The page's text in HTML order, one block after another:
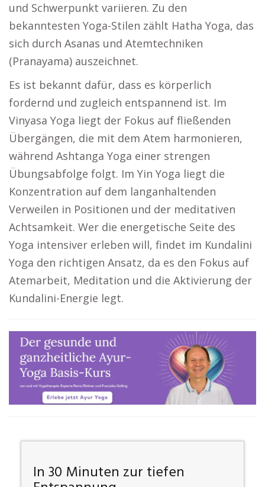
und Schwerpunkt variieren. Zu den
bekanntesten Yoga-Stilen zählt Hatha Yoga, das
sich durch Asanas und Atemtechniken
(Pranayama) auszeichnet.
Es ist bekannt dafür, dass es körperlich
fordernd und zugleich entspannend ist. Im
Vinyasa Yoga liegt der Fokus auf fließenden
Übergängen, die mit dem Atem harmonieren,
während Ashtanga Yoga einer strengen
Übungsabfolge folgt. Im Yin Yoga liegt die
Konzentration auf dem langanhaltenden
Verweilen in Positionen und der meditativen
Achtsamkeit. Wer die energetische Seite des
Yoga intensiver erleben will, findet im Kundalini
Yoga den richtigen Ansatz, da es den Fokus auf
Atemarbeit, Meditation und die Aktivierung der
Kundalini-Energie legt.
In 30 Minuten zur tiefen